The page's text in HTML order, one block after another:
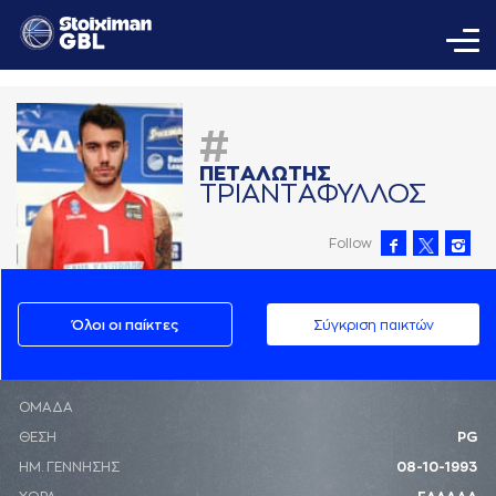
#
ΠΕΤAΛΩΤΗΣ
ΤΡΙAΝΤAΦΥΛΛΟΣ
Follow
Όλοι οι παίκτες Σύγκριση παικτών
ΟΜΑΔΑ
ΘΕΣΗ PG
ΗΜ. ΓΕΝΝΗΣΗΣ 08-10-1993